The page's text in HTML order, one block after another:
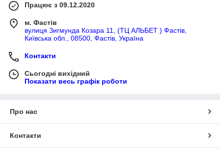
Працює з 09.12.2020
м. Фастів
вулиця Зигмунда Козара 11, (ТЦ АЛЬБЕТ ) Фастів,
Київська обл., 08500, Фастів, Україна
Контакти
Сьогодні вихідний
Показати весь графік роботи
Про нас
Контакти